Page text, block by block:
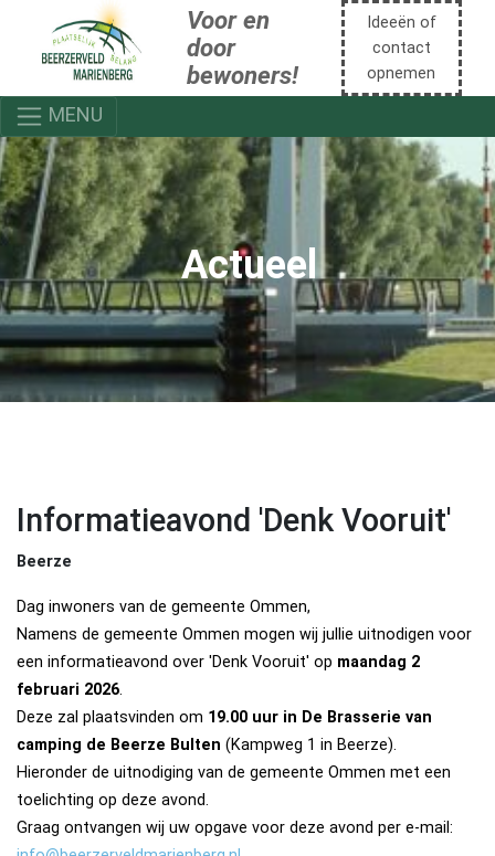
Voor en
door
bewoners!
Ideeën of
contact
opnemen
MENU
Actueel
Informatieavond 'Denk Vooruit'
Beerze
Dag inwoners van de gemeente Ommen,
Namens de gemeente Ommen mogen wij jullie uitnodigen voor
een informatieavond over 'Denk Vooruit' op maandag 2
februari 2026.
Deze zal plaatsvinden om 19.00 uur in De Brasserie van
camping de Beerze Bulten (Kampweg 1 in Beerze).
Hieronder de uitnodiging van de gemeente Ommen met een
toelichting op deze avond.
Graag ontvangen wij uw opgave voor deze avond per e-mail: